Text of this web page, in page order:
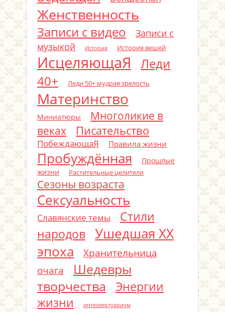
Женственность
Записи с видео
Записи с
музыкой
История История вещей
ИсцеляющаЯ
Леди
40+
Леди 50+ мудрая зрелость
Материнство
Миниатюры
Многоликие в
веках
Писательство
ПобеждающаЯ Правила жизни
Пробуждённая
Прошлые
жизни
Растительные целители
Сезоны возраста
Сексуальность
Славянские темы
Стили
народов
Ушедшая ХХ
эпоха
Хранительница
очага
Шедевры
творчества
Энергии
жизни
интеллектуариум